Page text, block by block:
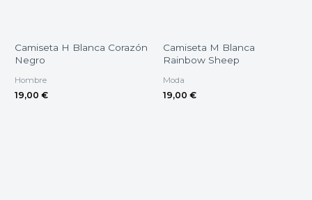
Camiseta H Blanca Corazón
Negro
Hombre
19,00 €
Camiseta M Blanca
Rainbow Sheep
Moda
19,00 €